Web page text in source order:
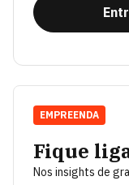
Fique
Nos insights de
EMPREENDA